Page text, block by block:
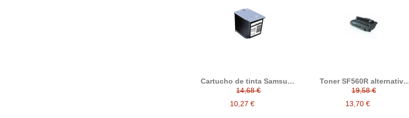
Cartucho de tinta Samsung
INK-M40 negro compatible
reemplaza a INK-M40/ELS
14,68 €
10,27 €
Toner SF560R alternativo
con Samsung SF-D560R
19,58 €
13,70 €